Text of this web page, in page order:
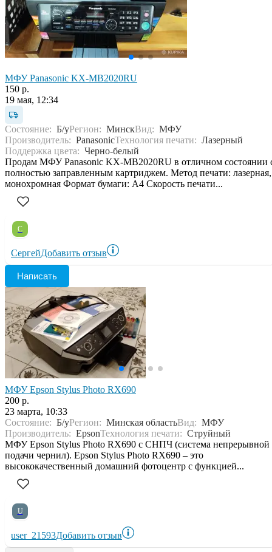
МФУ Panasonic KX-MB2020RU
150 р.
19 мая, 12:34
Состояние: Б/уРегион: МинскВид: МФУ
Производитель: PanasonicТехнология печати: Лазерный
Поддержка цвета: Черно-белый
Продам МФУ Panasonic KX-MB2020RU в отличном состоянии
полностью заправленным картриджем. Метод печати: лазерная,
монохромная Формат бумаги: А4 Скорость печати...
С
СергейДобавить отзыв
Написать
МФУ Epson Stylus Photo RX690
200 р.
23 марта, 10:33
Состояние: Б/уРегион: Минская областьВид: МФУ
Производитель: EpsonТехнология печати: Струйный
МФУ Epson Stylus Photo RX690 с СНПЧ (система непрерывной
подачи чернил). Epson Stylus Photo RX690 – это
высококачественный домашний фотоцентр с функцией...
U
user_21593Добавить отзыв